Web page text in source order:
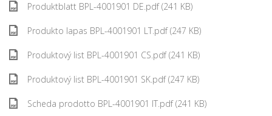
Produktblatt BPL-4001901 DE.pdf (241 KB)
Produkto lapas BPL-4001901 LT.pdf (247 KB)
Produktový list BPL-4001901 CS.pdf (241 KB)
Produktový list BPL-4001901 SK.pdf (247 KB)
Scheda prodotto BPL-4001901 IT.pdf (241 KB)